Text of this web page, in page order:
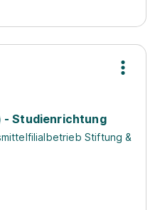
- Studienrichtung
Stiftung &